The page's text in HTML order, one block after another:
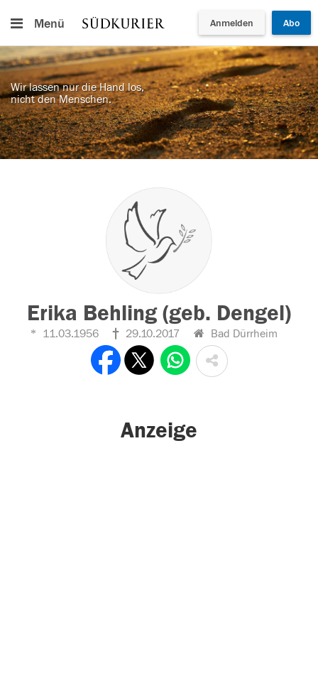
Menü Anmelden Abo
Wir lassen nur die Hand los,
nicht den Menschen.
Erika Behling (geb. Dengel)
11.03.1956 29.10.2017 Bad Dürrheim
Anzeige